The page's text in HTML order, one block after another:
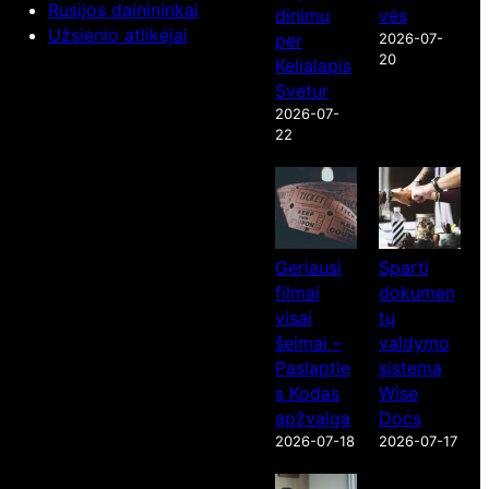
Rusijos dainininkai
Užsienio atlikėjai
dinimu
per
Kelialapis
Svetur
2026-07-
22
vės
2026-07-
20
Geriausi
filmai
visai
šeimai –
Paslaptie
s Kodas
apžvalga
2026-07-18
Sparti
dokumen
tų
valdymo
sistema
Wise
Docs
2026-07-17